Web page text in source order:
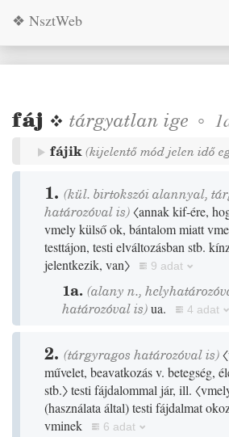
❖ NsztWeb
fáj ❖ tárgyatlan ige ◦
fájik (kijelentő mód jelen idő
1. (kül. birtokszói alannyal,
határozóval is)〈annak kif-ére,
vmely külső ok, bántalom miatt
testtájon, testi elváltozásban stb.
jelentkezik, van〉
9 adat
1a. (alany n.,
határozóval is)ua. 4 adat
2. (tárgyragos határozóval is)
művelet, beavatkozás v. betegség,
stb.〉testi fájdalommal jár, ill.
(használata által)testi fájdalmat
vminek
6 adat